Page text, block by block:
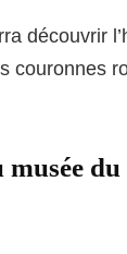
découvrir
musée